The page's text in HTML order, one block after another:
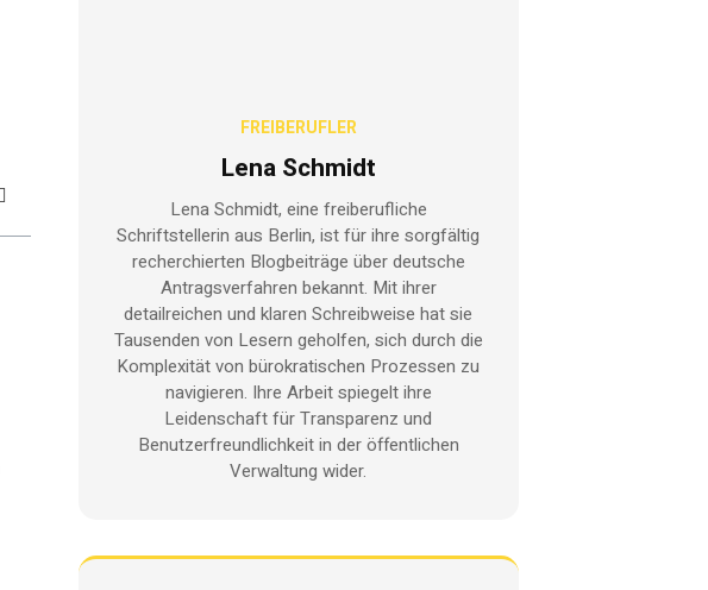
FREIBERUFLER
Lena Schmidt
Lena Schmidt, eine freiberufliche
Schriftstellerin aus Berlin, ist für ihre sorgfältig
recherchierten Blogbeiträge über deutsche
Antragsverfahren bekannt. Mit ihrer
detailreichen und klaren Schreibweise hat sie
Tausenden von Lesern geholfen, sich durch die
Komplexität von bürokratischen Prozessen zu
navigieren. Ihre Arbeit spiegelt ihre
Leidenschaft für Transparenz und
Benutzerfreundlichkeit in der öffentlichen
Verwaltung wider.